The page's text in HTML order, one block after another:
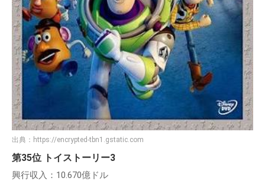
出典： https://encrypted-tbn1.gstatic.com
第35位 トイストーリー3
興行収入：10.670億ドル